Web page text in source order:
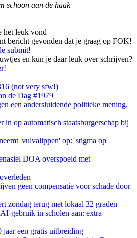
schoon aan de haak
het leuk vond
bericht gevonden dat je graag op FOK!
submit!
en kun je daar leuk over schrijven?
(not very sfw!)
de Dag #1979
een andersluidende politieke mening,
in op automatisch staatsburgerschap bij
'vulvalippen' op: 'stigma op
DOA overspoeld met
geen compensatie voor schade door
zondag terug met lokaal 32 graden
gebruik in scholen aan: extra
een gratis uitbreiding